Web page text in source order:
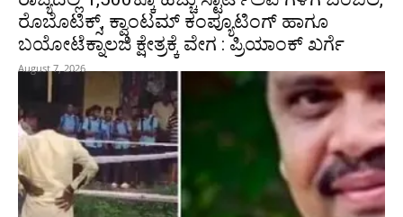
ರೊಬೊಟಿಕ್ಸ್, ಕ್ವಾಂಟಮ್ ಕಂಪ್ಯೂಟಿಂಗ್ ಹಾಗೂ
ಬಯೋಟೆಕ್ನಾಲಜಿ ಕ್ಷೇತ್ರಕ್ಕೆ ವೇಗ : ಪ್ರಿಯಾಂಕ್‌ ಖರ್ಗೆ
August 7, 2026